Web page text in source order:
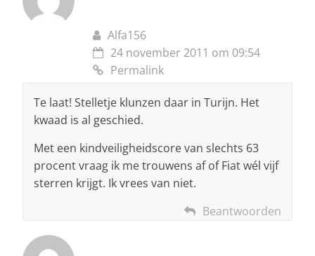
Alfa156
24 november 2011 om 09:54
Permalink
Te laat! Stelletje klunzen daar in Turijn. Het
kwaad is al geschied.
Met een kindveiligheidscore van slechts 63
procent vraag ik me trouwens af of Fiat wél vijf
sterren krijgt. Ik vrees van niet.
Beantwoorden